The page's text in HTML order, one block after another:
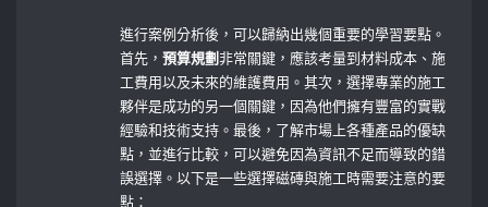
進行案例分析後，可以歸納出幾個重要的學習要點。
首先，預算規劃非常關鍵，應該考量到材料成本、施
工費用以及未來的維護費用。其次，選擇專業的施工
夥伴是成功的另一個關鍵，因為他們擁有豐富的實戰
經驗和技術支持。最後，了解市場上各種產品的優缺
點，並進行比較，可以避免因為資訊不足而導致的錯
誤選擇。以下是一些選擇磁磚與施工時需要注意的要
點：